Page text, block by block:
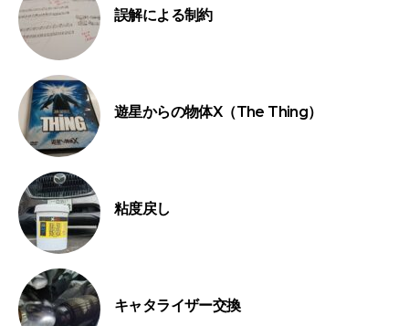
誤解による制約
遊星からの物体X（The Thing）
粘度戻し
キャタライザー交換